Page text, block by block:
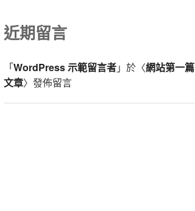
近期留言
「WordPress 示範留言者」於〈網站第一篇
文章〉發佈留言